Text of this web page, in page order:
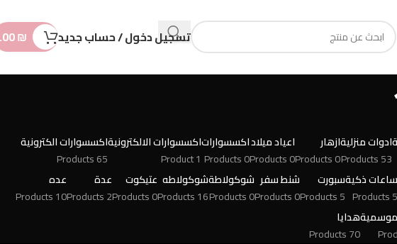
تسجيل دخول / حساب جديد ₪
ادوات منزلية
53 Products
ازهار
0 Products
اعياد ميلاد
0 Products
اكسسوارات
0 Products
اكسسوارات الالكترونية
1 Product
اكسسوارات الكترونية
65 Products
ساعات ذكية
5 Products
سبورت
5 Products
شنط سفر
0 Products
شوكولاطة
0 Products
شوكولاطه
16 Products
عتيكوت
0 Products
عدة
2 Products
عده
10 Products
موسميةهدايا
70 Products